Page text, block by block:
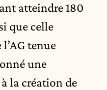
atteindre 180
que celle
tenue
une
la création de